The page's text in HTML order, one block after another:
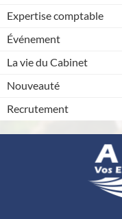
Expertise comptable
Événement
La vie du Cabinet
Nouveauté
Recrutement